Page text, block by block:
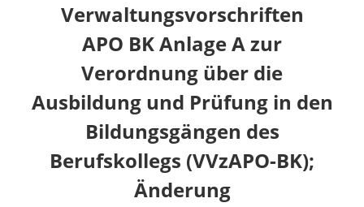
Verwaltungsvorschriften
APO BK Anlage A zur
Verordnung über die
Ausbildung und Prüfung in den
Bildungsgängen des
Berufskollegs (VVzAPO-BK);
Änderung